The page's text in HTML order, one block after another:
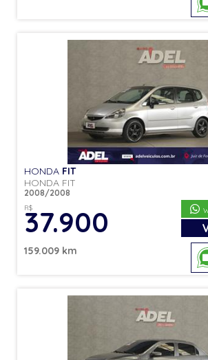
HONDA FIT
HONDA FIT
2008/2008
R$
37.900
159.009 km